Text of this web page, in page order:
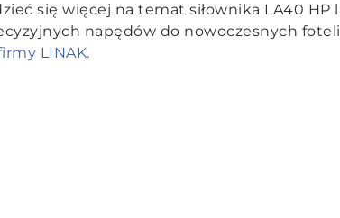
się więcej na temat siłownika LA40
napędów do nowoczesnych
LINAK.